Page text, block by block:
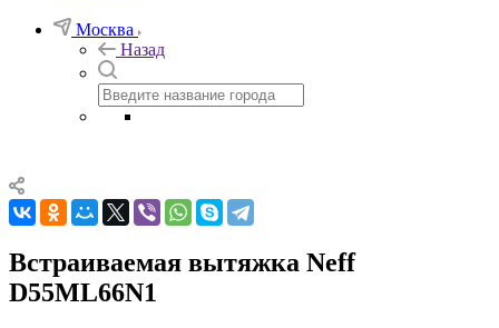
Москва
Назад
Встраиваемая вытяжка Neff
D55ML66N1